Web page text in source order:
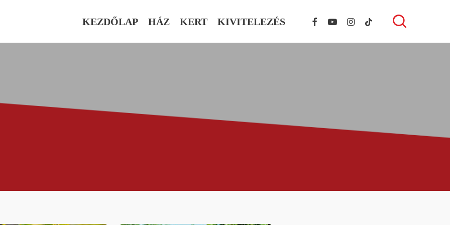
KEZDŐLAP HÁZ KERT KIVITELEZÉS FACEBOOK
YOUTUBE
INSTAGRAM
TIKTOK search